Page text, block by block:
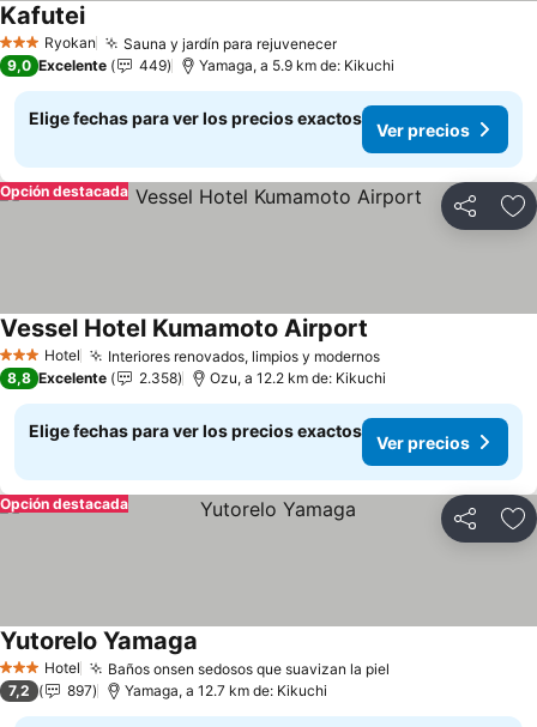
3 EstrellasRyokan Sauna y jardín para rejuvenecer
Kafutei
9,0 Excelente 449 Yamaga, a 5.9 km de: Kikuchi
Elige fechas para ver los precios exactos
Ver precios
Compartir
Opción destacada
3 Estrellas
Hotel Interiores renovados, limpios y modernos
Vessel Hotel Kumamoto Airport
8,8 Excelente 2.358 Ozu, a 12.2 km de: Kikuchi
Elige fechas para ver los precios exactos
Ver precios
Compartir
Opción destacada
3 Estrellas
Hotel Baños onsen sedosos que suavizan la piel
Yutorelo Yamaga
7,2 897 Yamaga, a 12.7 km de: Kikuchi